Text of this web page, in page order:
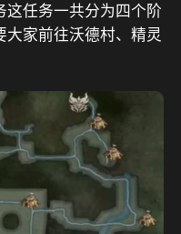
这任务一共分为四个阶
家前往沃德村、精灵